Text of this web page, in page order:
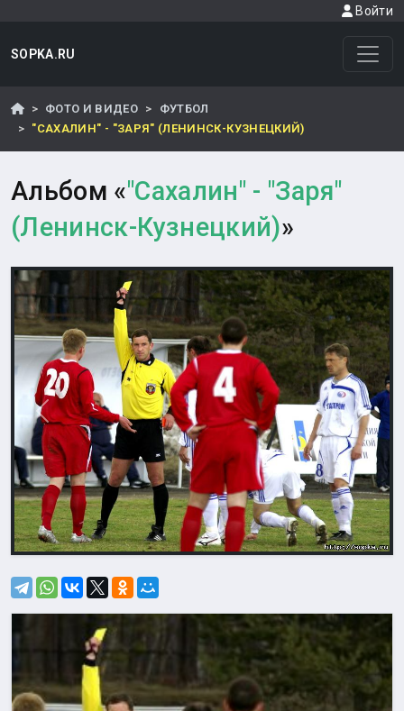
Войти
SOPKA.RU
ФОТО И ВИДЕО
ФУТБОЛ
"САХАЛИН" - "ЗАРЯ" (ЛЕНИНСК-КУЗНЕЦКИЙ)
Альбом «"Сахалин" - "Заря"
(Ленинск-Кузнецкий)»
Назад